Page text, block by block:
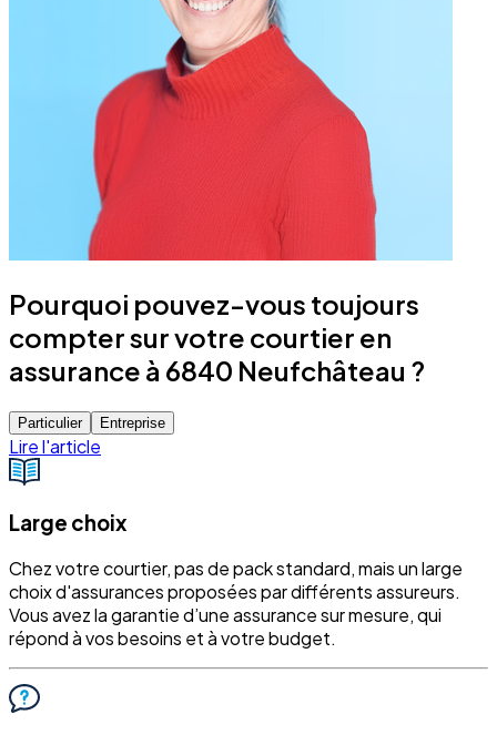
Pourquoi pouvez-vous toujours
compter sur votre courtier en
assurance à 6840 Neufchâteau ?
Particulier Entreprise
Lire l'article
Large choix
Chez votre courtier, pas de pack standard, mais un large
choix d'assurances proposées par différents assureurs.
Vous avez la garantie d’une assurance sur mesure, qui
répond à vos besoins et à votre budget.